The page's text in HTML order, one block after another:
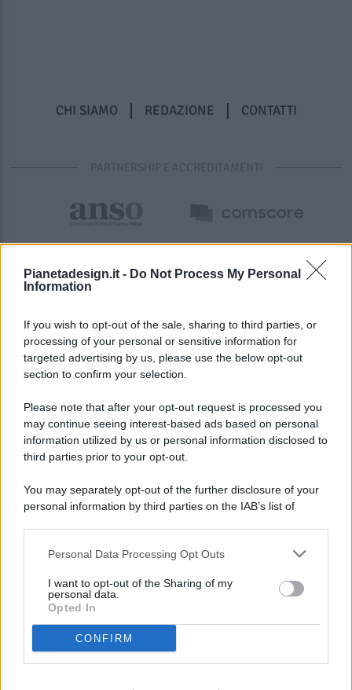
Pianetadesign.it - Do Not Process My Personal
Information
If you wish to opt-out of the sale, sharing to third parties, or
processing of your personal or sensitive information for
targeted advertising by us, please use the below opt-out
section to confirm your selection.
Please note that after your opt-out request is processed you
may continue seeing interest-based ads based on personal
information utilized by us or personal information disclosed to
third parties prior to your opt-out.
You may separately opt-out of the further disclosure of your
personal information by third parties on the IAB’s list of
This information may also be disclosed by us to third parties
disclose it to other third parties.
Personal Data Processing Opt Outs
I want to opt-out of the Sharing of my
personal data.
Opted In
CONFIRM
CHI SIAMO REDAZIONE CONTATTI
PARTNERSHIP E ACCREDITAMENTI
© 2026 - Pianeta Design - P.IVA 04827280654 - Testata
Registrata Al Tribunale Di Nocera Inferiore N. 8/2020 - RG N.
ISCRIZIONE AL ROC N. 35792 – ISCRITTA ALL’ANSO
(ASSOCIAZIONE NAZIONALE STAMPA ONLINE)
PREFERENZE PRIVACY